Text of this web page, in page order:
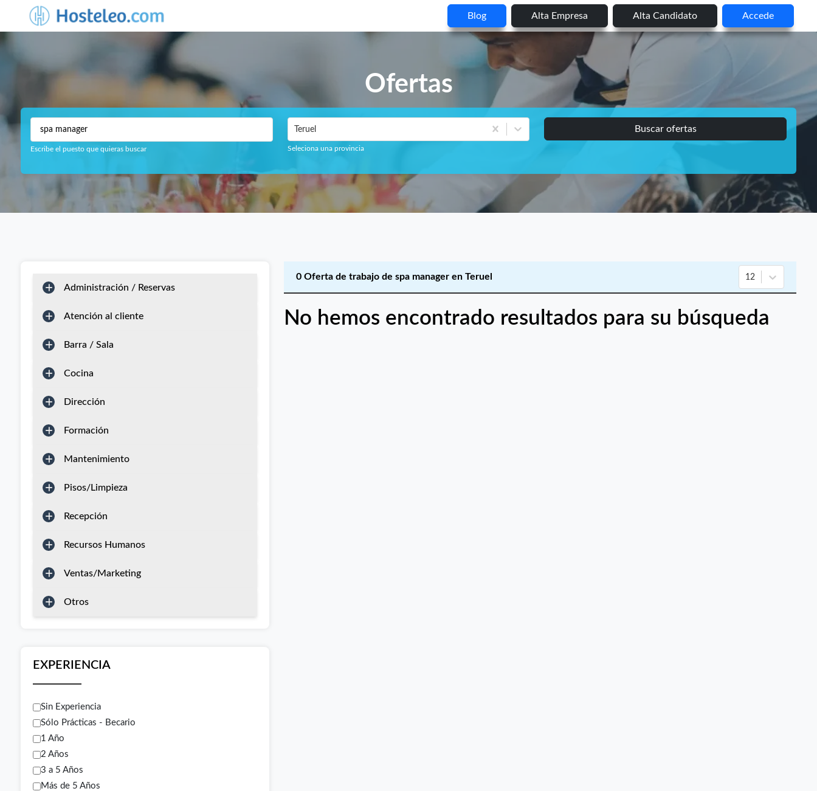
Blog Alta Empresa Alta Candidato Accede
Ofertas
Escribe el puesto que quieras buscar
Teruel
Seleciona una provincia
Buscar ofertas
Administración / Reservas
Atención al cliente
Barra / Sala
Cocina
Dirección
Formación
Mantenimiento
Pisos/Limpieza
Recepción
Recursos Humanos
Ventas/Marketing
Otros
EXPERIENCIA
Sin Experiencia
Sólo Prácticas - Becario
1 Año
2 Años
3 a 5 Años
Más de 5 Años
0 Oferta de trabajo de spa manager en Teruel 12
No hemos encontrado resultados para su búsqueda